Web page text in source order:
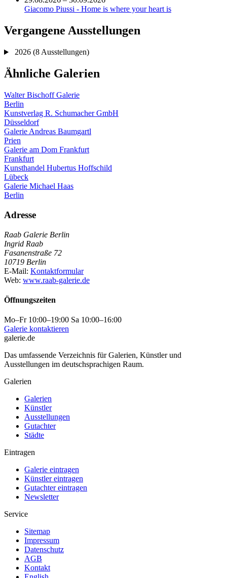
Giacomo Piussi - Home is where your heart is
Vergangene Ausstellungen
2026 (8 Ausstellungen)
Ähnliche Galerien
Walter Bischoff Galerie
Berlin
Kunstverlag R. Schumacher GmbH
Düsseldorf
Galerie Andreas Baumgartl
Prien
Galerie am Dom Frankfurt
Frankfurt
Kunsthandel Hubertus Hoffschild
Lübeck
Galerie Michael Haas
Berlin
Adresse
Raab Galerie Berlin
Ingrid Raab
Fasanenstraße 72
10719 Berlin
E-Mail: Kontaktformular
Web: www.raab-galerie.de
Öffnungszeiten
Mo–Fr 10:00–19:00 Sa 10:00–16:00
Galerie kontaktieren
galerie.de
Das umfassende Verzeichnis für Galerien, Künstler und
Ausstellungen im deutschsprachigen Raum.
Galerien
Galerien
Künstler
Ausstellungen
Gutachter
Städte
Eintragen
Galerie eintragen
Künstler eintragen
Gutachter eintragen
Newsletter
Service
Sitemap
Impressum
Datenschutz
AGB
Kontakt